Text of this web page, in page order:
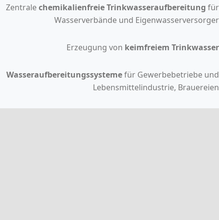
Zentralechemikalienfreie Trinkwasseraufbereitung für
Wasserverbände und Eigenwasserversorger
Erzeugung von keimfreiem Trinkwasser
Wasseraufbereitungssystemefür Gewerbebetriebe und
Lebensmittelindustrie, Brauereien